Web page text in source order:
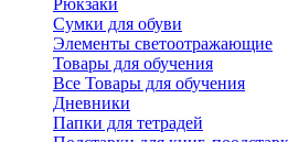
Рюкзаки
Сумки для обуви
Элементы светоотражающие
Товары для обучения
Все Товары для обучения
Дневники
Папки для тетрадей